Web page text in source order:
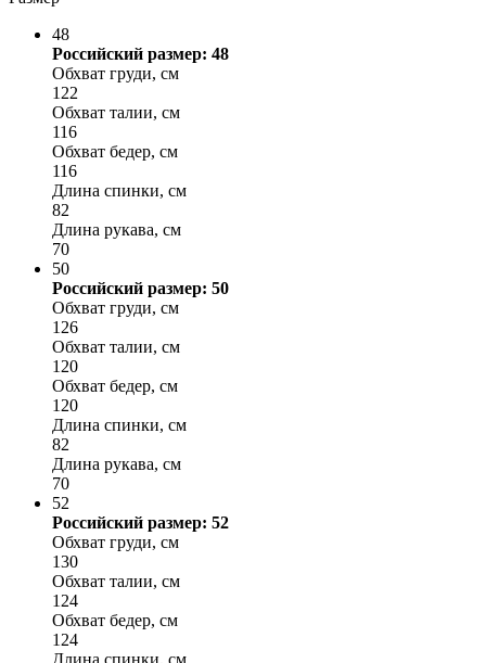
48
Российский размер: 48
Обхват груди, см
122
Обхват талии, см
116
Обхват бедер, см
116
Длина спинки, см
82
Длина рукава, см
70
50
Российский размер: 50
Обхват груди, см
126
Обхват талии, см
120
Обхват бедер, см
120
Длина спинки, см
82
Длина рукава, см
70
52
Российский размер: 52
Обхват груди, см
130
Обхват талии, см
124
Обхват бедер, см
124
Длина спинки, см